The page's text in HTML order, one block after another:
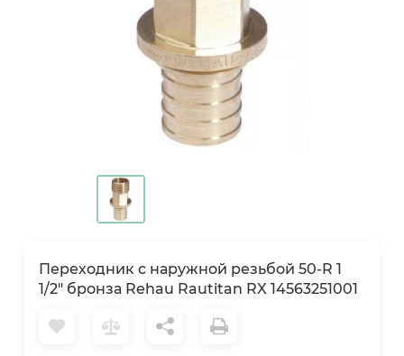
Переходник с наружной резьбой 50-R 1
1/2" бронза Rehau Rautitan RX 14563251001